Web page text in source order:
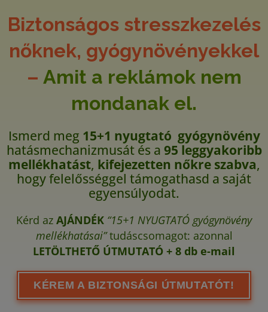
Biztonságos stresszkezelés
nőknek, gyógynövényekkel
– Amit a reklámok nem
mondanak el.
Ismerd meg 15+1 nyugtató gyógynövény
hatásmechanizmusát és a 95 leggyakoribb
mellékhatást, kifejezetten nőkre szabva,
hogy felelősséggel támogathasd a saját
egyensúlyodat.
Kérd az AJÁNDÉK “15+1 NYUGTATÓ gyógynövény
mellékhatásai”tudáscsomagot: azonnal
LETÖLTHETŐ ÚTMUTATÓ + 8 db e-mail
KÉREM A BIZTONSÁGI ÚTMUTATÓT!